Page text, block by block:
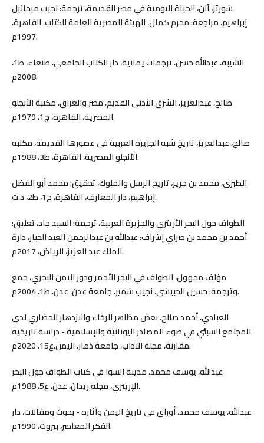
شورتز، آلن، الحياة اليومية في مصر القديمة، ترجمة: نجيب ميخائيل
إبراهيم، مراجعة: محرم كمال، الهيئة المصرية العامة للكتاب، القاهرة،
1997م.
الشيبة، عبدالله حسن، ترجمات يمانية، دار الكتاب الجامعي، صنعاء، ط1،
2008م.
صالح، عبدالعزيز، الشرق الأدنى القديم، مصر والعراق، مكتبة الأنجلو
المصرية، القاهرة، ج1، 1979م.
صالح، عبدالعزيز، تاريخ شبه الجزيرة العربية في عصورها القديمة، مكتبة
الأنجلو المصرية، القاهرة، ط3، 1988م.
الطبري، محمد بن جرير، تاريخ الرسل والملوك، تحقيق: محمد أبو الفضل
إبراهيم، دار المعارف، القاهرة، ج1، ط2، د.ت.
الطواف حول البحر الأريتري والجزيرة العربية، ترجمة: السيد جاد، تعليق:
أحمد بن محمد بن صراي إشراف: عبدالله بن عبدالرحمن العبد الجبار، دارة
الملك عبد العزيز، الرياض، 2017م.
مؤلف مجهول، الطواف في البحر الأحمر ودور اليمن البحري، جمع
وترجمة: حسين الحبيشي، نجيب شمير، جامعة عدن، عدن، ط1، 2004م.
العبادي، أحمد صالح، بعض مظاهر الرخاء والازدهار الحضاري لدى
المجتمع السبئي في ضوء المصادر اليونانية والإسلامية - دراسة تاريخية
مقارنة، مجلة الآداب، جامعة ذمار، اليمن،ع15، 2020م.
عبدالله، يوسف محمد، مدينة السوا في كتاب الطواف حول البحر
الإريتري، مجلة ريدان، عدن، ع5، 1988م.
عبدالله، يوسف محمد، أوراق في تاريخ اليمن وآثاره - بحوث ومقالات، دار
الفكر المعاصر، بيروت، 1990م.